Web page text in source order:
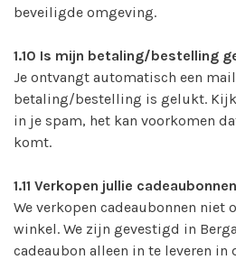
beveiligde omgeving.
1.10 Is mijn betaling/bestelling
Je ontvangt automatisch een
betaling/bestelling is gelukt.
in je spam, het kan voorkomen
komt.
1.11 Verkopen jullie
We verkopen cadeaubonnen niet
winkel. We zijn gevestigd in
cadeaubon alleen in te leveren in